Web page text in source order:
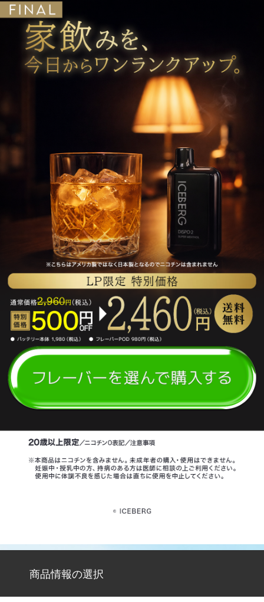
商品情報の選択